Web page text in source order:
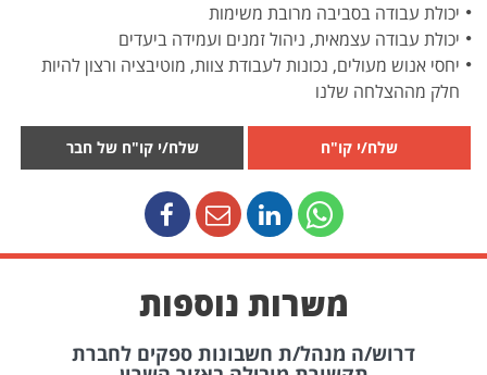
יכולת עבודה בסביבה מרובת משימות
יכולת עבודה עצמאית, ניהול זמנים ועמידה ביעדים
יחסי אנוש מעולים, נכונות לעבודת צוות, מוטיבציה ורצון להיות
חלק מההצלחה שלנו
שלח/י קו"ח שלח/י קו"ח של חבר
משרות נוספות
דרוש/ה מנהל/ת חשבונות ספקים לחברת